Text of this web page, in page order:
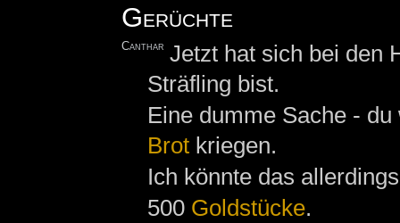
Gerüchte
Canthar Jetzt hat sich bei den
Sträfling bist.
Eine dumme Sache -
Brotkriegen.
Ich könnte das
500 Goldstücke.